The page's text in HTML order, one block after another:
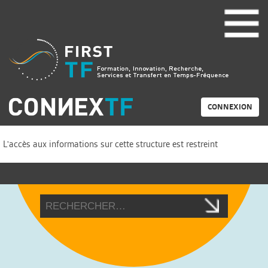
CONNEXION
L'accès aux informations sur cette structure est restreint